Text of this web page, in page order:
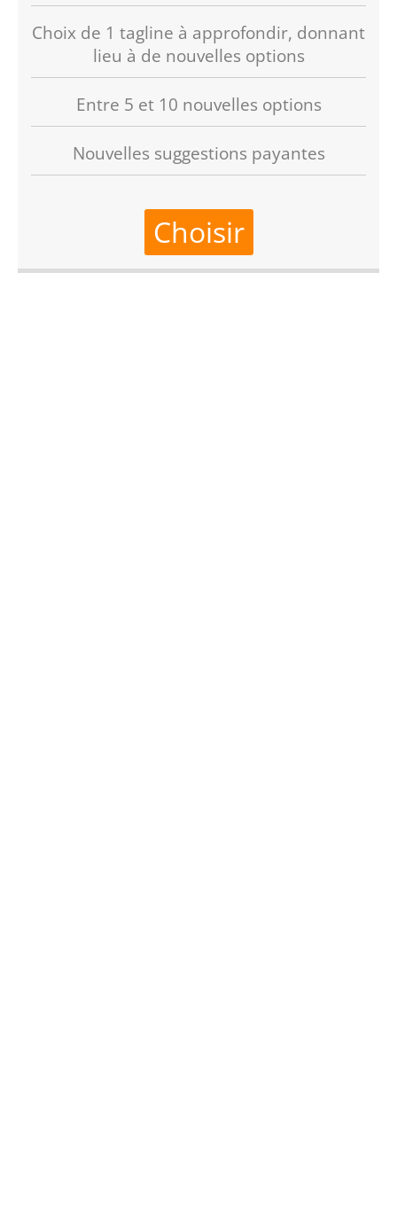
Choix de 1 tagline à approfondir, donnant
lieu à de nouvelles options
Entre 5 et 10 nouvelles options
Nouvelles suggestions payantes
Choisir